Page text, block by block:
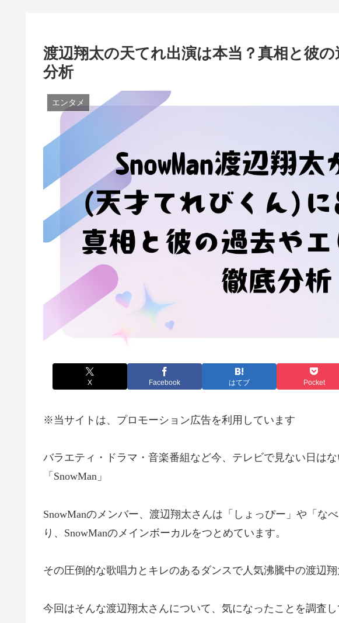
渡辺翔太の天てれ出演は本当？真相と彼
分析
エンタメ
X Facebook はてブ Pocket
※当サイトは、プロモーション広告を利用しています
バラエティ・ドラマ・音楽番組など今、テレビで見ない日は
「 SnowMan 」
SnowManのメンバー、渡辺翔太さんは「しょっぴー」や「な
り、 SnowManのメインボーカルをつとめています。
その圧倒的な歌唱力とキレのあるダンスで人気沸騰中の渡辺翔
今回はそんな渡辺翔太さんについて、気になったことを調査し